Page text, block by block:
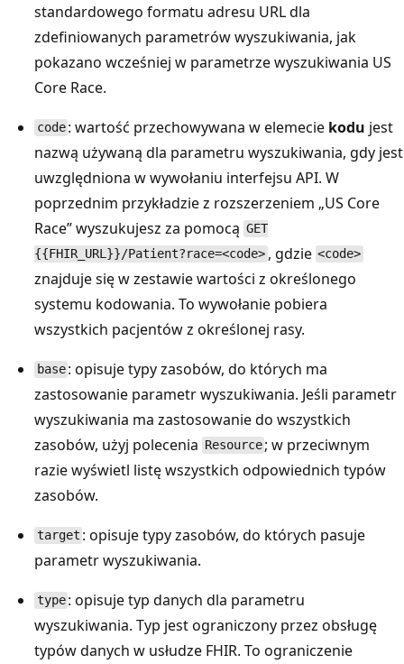
standardowego formatu adresu URL dla
zdefiniowanych parametrów wyszukiwania, jak
pokazano wcześniej w parametrze wyszukiwania US
Core Race.
code : wartość przechowywana w elemecie kodu jest
nazwą używaną dla parametru wyszukiwania, gdy jest
uwzględniona w wywołaniu interfejsu API. W
poprzednim przykładzie z rozszerzeniem „US Core
Race” wyszukujesz za pomocą GET
{{FHIR_URL}}/Patient?race=<code> , gdzie <code>
znajduje się w zestawie wartości z określonego
systemu kodowania. To wywołanie pobiera
wszystkich pacjentów z określonej rasy.
base : opisuje typy zasobów, do których ma
zastosowanie parametr wyszukiwania. Jeśli parametr
wyszukiwania ma zastosowanie do wszystkich
zasobów, użyj polecenia Resource ; w przeciwnym
razie wyświetl listę wszystkich odpowiednich typów
zasobów.
target : opisuje typy zasobów, do których pasuje
parametr wyszukiwania.
type : opisuje typ danych dla parametru
wyszukiwania. Typ jest ograniczony przez obsługę
typów danych w usłudze FHIR. To ograniczenie